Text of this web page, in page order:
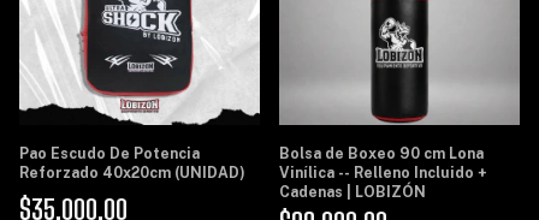
Pao Escudo De Potencia
Reforzado 40x20cm (UNIDAD)
$35.000,00
Bolsa de Boxeo 90 cm Lona
Vinílica -- Relleno Incluido +
Cadenas | LOBIZÓN